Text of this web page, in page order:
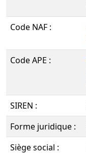
Code NAF :
Code APE :
SIREN :
Forme juridique :
Siège social :